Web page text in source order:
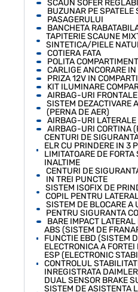
SCAUN SOFER
BUZUNAR PE SPATELE
PASAGERULUI
BANCHETA
TAPITERIE SCAUNE
SINTETICA/PIELE
COTIERA FATA
POLITA
CARLIGE ANCORARE
PRIZA 12V IN
KIT ILUMINARE
AIRBAG-URI
SISTEM DEZACTIVARE
(PERNA DE AER)
AIRBAG-URI LATERALE
AIRBAG-URI CORTINA
CENTURI DE
ELR CU PRINDERE IN 3
LIMITATOARE DE
INALTIME
CENTURI DE
IN TREI PUNCTE
SISTEM ISOFIX DE
COPIL PENTRU
SISTEM DE BLOCARE A
PENTRU SIGURANTA
BARE IMPACT
ABS (SISTEM DE
FUNCTIE EBD (SISTEM
ELECTRONICA A
ESP (ELECTRONIC
CONTROLUL
INREGISTRATA
DUAL SENSOR BRAKE
SISTEM DE ASISTENTA